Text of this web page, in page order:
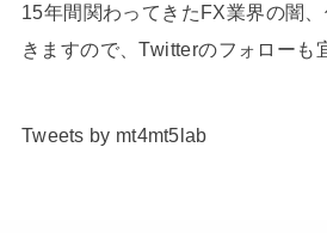
15年間関わってきたFX業界の闇
きますので、Twitterのフォローも
Tweets by mt4mt5lab